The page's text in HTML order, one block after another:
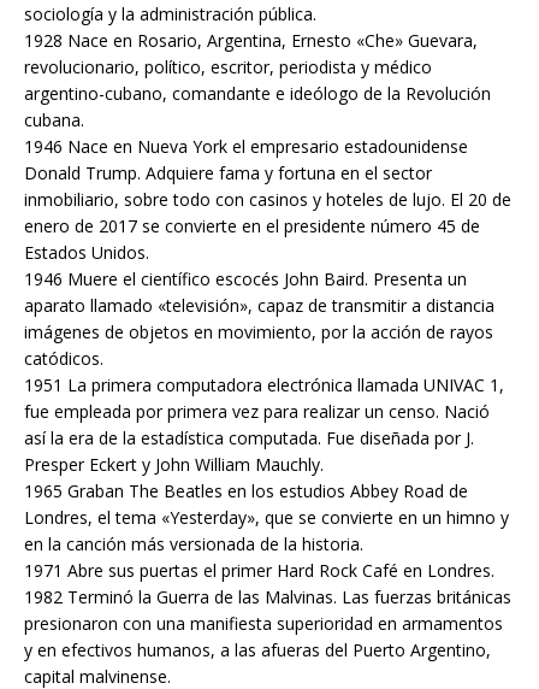
sociología y la administración pública.
1928 Nace en Rosario, Argentina, Ernesto «Che» Guevara,
revolucionario, político, escritor, periodista y médico
argentino-cubano, comandante e ideólogo de la Revolución
cubana.
1946 Nace en Nueva York el empresario estadounidense
Donald Trump. Adquiere fama y fortuna en el sector
inmobiliario, sobre todo con casinos y hoteles de lujo. El 20 de
enero de 2017 se convierte en el presidente número 45 de
Estados Unidos.
1946 Muere el científico escocés John Baird. Presenta un
aparato llamado «televisión», capaz de transmitir a distancia
imágenes de objetos en movimiento, por la acción de rayos
catódicos.
1951 La primera computadora electrónica llamada UNIVAC 1,
fue empleada por primera vez para realizar un censo. Nació
así la era de la estadística computada. Fue diseñada por J.
Presper Eckert y John William Mauchly.
1965 Graban The Beatles en los estudios Abbey Road de
Londres, el tema «Yesterday», que se convierte en un himno y
en la canción más versionada de la historia.
1971 Abre sus puertas el primer Hard Rock Café en Londres.
1982 Terminó la Guerra de las Malvinas. Las fuerzas británicas
presionaron con una manifiesta superioridad en armamentos
y en efectivos humanos, a las afueras del Puerto Argentino,
capital malvinense.